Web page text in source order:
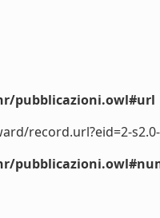
pubblicazioni.owl#url
record.url?eid=2-